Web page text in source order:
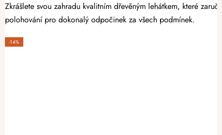
Zkrášlete svou zahradu kvalitním dřevěným lehátkem, které
polohování pro dokonalý odpočinek za všech podmínek.
-14%